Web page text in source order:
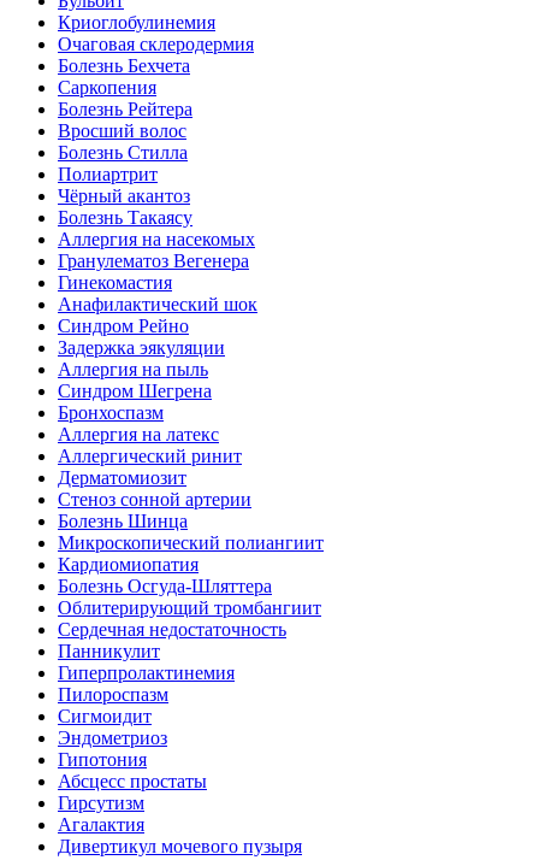
Криоглобулинемия
Очаговая склеродермия
Болезнь Бехчета
Саркопения
Болезнь Рейтера
Вросший волос
Болезнь Стилла
Полиартрит
Чёрный акантоз
Болезнь Такаясу
Аллергия на насекомых
Гранулематоз Вегенера
Гинекомастия
Анафилактический шок
Синдром Рейно
Задержка эякуляции
Аллергия на пыль
Синдром Шегрена
Бронхоспазм
Аллергия на латекс
Аллергический ринит
Дерматомиозит
Стеноз сонной артерии
Болезнь Шинца
Микроскопический полиангиит
Кардиомиопатия
Болезнь Осгуда-Шляттера
Облитерирующий тромбангиит
Сердечная недостаточность
Панникулит
Гиперпролактинемия
Пилороспазм
Сигмоидит
Эндометриоз
Гипотония
Абсцесс простаты
Гирсутизм
Агалактия
Дивертикул мочевого пузыря